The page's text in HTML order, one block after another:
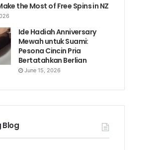
the Most of Free Spins in NZ
Ide Hadiah Anniversary
Mewah untuk Suami:
Pesona Cincin Pria
Bertatahkan Berlian
June 15, 2026
Blog